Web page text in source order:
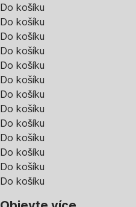
Do košíku
Do košíku
Do košíku
Do košíku
Do košíku
Do košíku
Do košíku
Do košíku
Do košíku
Do košíku
Do košíku
Do košíku
Do košíku